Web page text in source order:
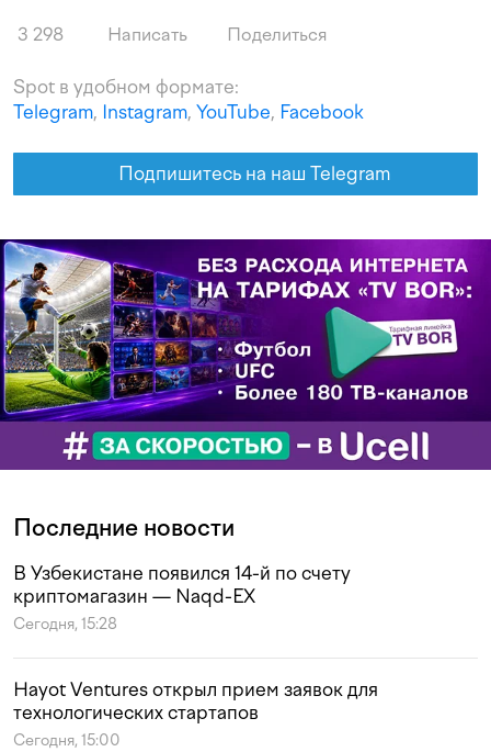
3 298 Написать Поделиться
Spot в удобном формате:
Telegram, Instagram, YouTube, Facebook
Подпишитесь на наш Telegram
Последние новости
В Узбекистане появился 14-й по счету
криптомагазин — Naqd-EX
Сегодня, 15:28
Hayot Ventures открыл прием заявок для
технологических стартапов
Сегодня, 15:00